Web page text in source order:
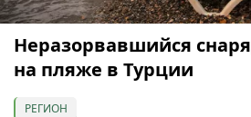
Неразорвавшийся
на пляже в Турции
РЕГИОН